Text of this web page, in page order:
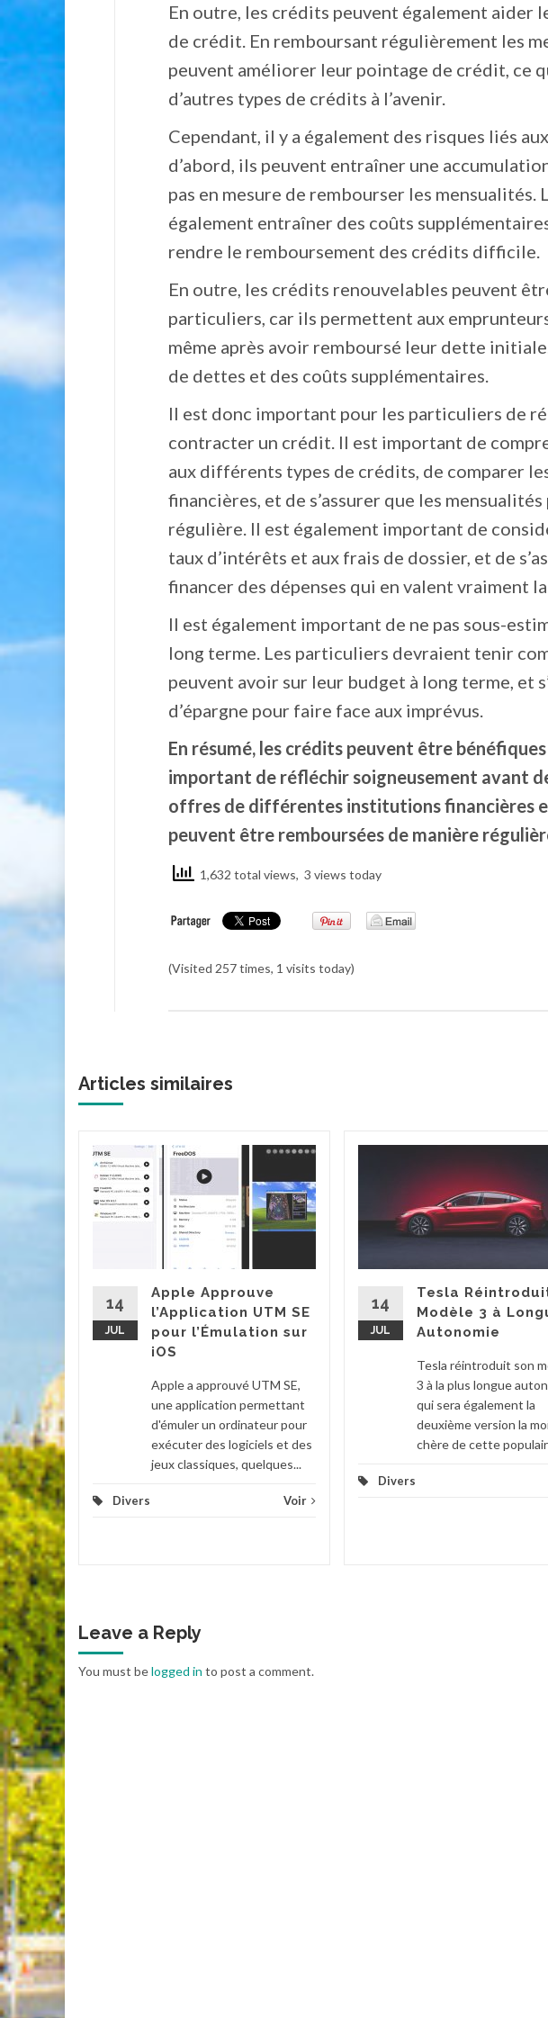
En outre, les crédits peuvent également aider
de crédit. En remboursant régulièrement les
peuvent améliorer leur pointage de crédit, ce
d’autres types de crédits à l’avenir.
Cependant, il y a également des risques liés
d’abord, ils peuvent entraîner une
pas en mesure de rembourser les mensualités.
également entraîner des coûts
rendre le remboursement des crédits difficile.
En outre, les crédits renouvelables peuvent
particuliers, car ils permettent aux
même après avoir remboursé leur dette
de dettes et des coûts supplémentaires.
Il est donc important pour les particuliers de
contracter un crédit. Il est important de
aux différents types de crédits, de comparer
financières, et de s’assurer que les
régulière. Il est également important de
taux d’intérêts et aux frais de dossier, et de
financer des dépenses qui en valent vraiment
Il est également important de ne pas sous-
long terme. Les particuliers devraient tenir
peuvent avoir sur leur budget à long terme, et
d’épargne pour faire face aux imprévus.
En résumé, les crédits peuvent être
important de réfléchir soigneusement avant
offres de différentes institutions financières
peuvent être remboursées de manière
1,632 total views, 3 views today
(Visited 257 times, 1 visits today)
Articles similaires
14
JUL
Apple Approuve
l’Application UTM SE
pour l’Émulation sur
iOS
Apple a approuvé UTM SE,
une application permettant
d'émuler un ordinateur pour
exécuter des logiciels et des
jeux classiques, quelques...
Divers Voir
14
JUL
Tesla
Modèle 3 à
Autonomie
Tesla réintroduit son
3 à la plus longue
qui sera également la
deuxième version la
chère de cette
Divers
Leave a Reply
You must belogged in to post a comment.